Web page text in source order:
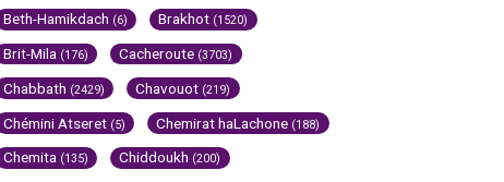
Beth-Hamikdach (6) Brakhot (1520)
Brit-Mila (176) Cacheroute (3703)
Chabbath (2429) Chavouot (219)
Chémini Atseret (5) Chemirat haLachone (188)
Chemita (135) Chiddoukh (200)